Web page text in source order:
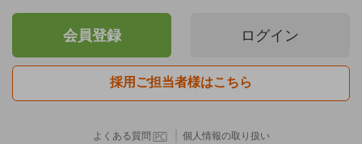
会員登録 ログイン
採用ご担当者様はこちら
よくある質問 個人情報の取り扱い